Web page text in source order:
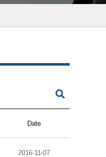
Date
2016-11-07